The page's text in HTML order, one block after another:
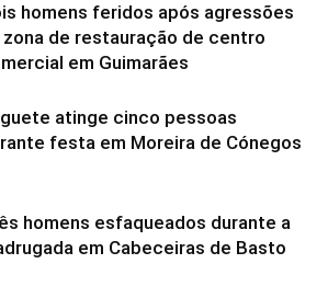
homens feridos após agressões
zona de restauração de centro
em Guimarães
atinge cinco pessoas
festa em Moreira de Cónegos
homens esfaqueados durante a
em Cabeceiras de Basto